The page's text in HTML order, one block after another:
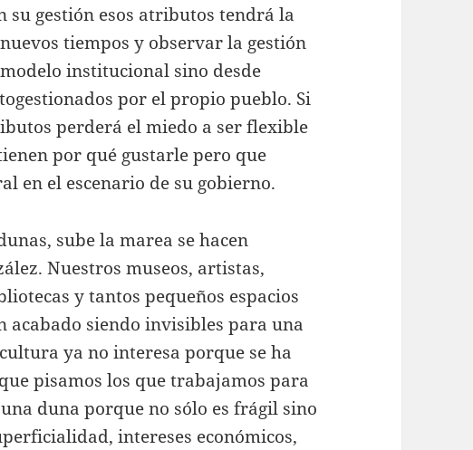
su gestión esos atributos tendrá la
tiempos y observar la gestión
institucional sino desde
por el propio pueblo. Si
perderá el miedo a ser flexible
por qué gustarle pero que
en el escenario de su gobierno.
sube la marea se hacen
Nuestros museos, artistas,
y tantos pequeños espacios
acabado siendo invisibles para una
ya no interesa porque se ha
pisamos los que trabajamos para
duna porque no sólo es frágil sino
intereses económicos,